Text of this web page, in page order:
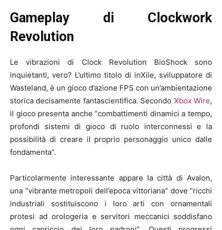
Gameplay di Clockwork
Revolution
Le vibrazioni di Clock Revolution BioShock sono
inquietanti, vero? L’ultimo titolo di inXile, sviluppatore di
Wasteland, è un gioco d’azione FPS con un’ambientazione
storica decisamente fantascientifica. Secondo Xbox Wire,
il gioco presenta anche “combattimenti dinamici a tempo,
profondi sistemi di gioco di ruolo interconnessi e la
possibilità di creare il proprio personaggio unico dalle
fondamenta”.
Particolarmente interessante appare la città di Avalon,
una “vibrante metropoli dell’epoca vittoriana” dove “ricchi
industriali sostituiscono i loro arti con ornamentali
protesi ad orologeria e servitori meccanici soddisfano